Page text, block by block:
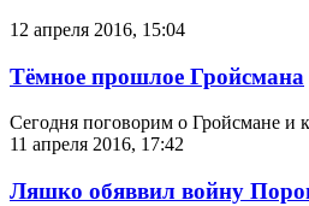
12 апреля 2016, 15:04
Тёмное прошлое Гройсмана
Сегодня поговорим о Гройсмане и
11 апреля 2016, 17:42
Ляшко обяввил войну